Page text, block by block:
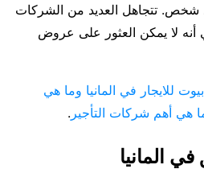
تتجاهل العديد من الشركات
أنه لا يمكن العثور على عروض
للايجار في المانيا وما هي
هي أهم شركات التأجير .
المانيا